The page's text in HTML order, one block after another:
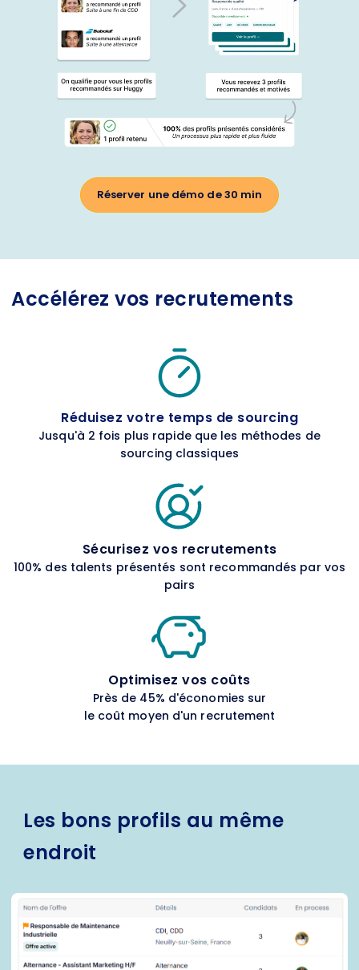
Réserver une démo de 30 min
Accélérez vos recrutements
Réduisez votre temps de sourcing
Jusqu'à 2 fois plus rapide que les méthodes de
sourcing classiques
Sécurisez vos recrutements
100% des talents présentés sont recommandés par vos
pairs
Optimisez vos coûts
Près de 45% d'économies sur
le coût moyen d'un recrutement
Les bons profils au même
endroit